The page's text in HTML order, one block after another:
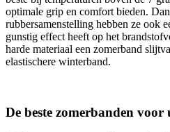
optimale grip en comfort bieden.
rubbersamenstelling hebben ze ook
gunstig effect heeft op het
harde materiaal een zomerband
elastischere winterband.
De beste zomerbanden voor